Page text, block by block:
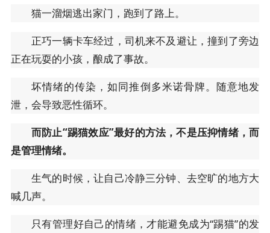
猫一溜烟逃出家门，跑到了路上。
正巧一辆卡车经过，司机来不及避让，撞到了旁边
正在玩耍的小孩，酿成了事故。
坏情绪的传染，如同推倒多米诺骨牌。随意地发
泄，会导致恶性循环。
而防止“踢猫效应”最好的方法，不是压抑情绪，而
是管理情绪。
生气的时候，让自己冷静三分钟、去空旷的地方大
喊几声。
只有管理好自己的情绪，才能避免成为“踢猫”的发